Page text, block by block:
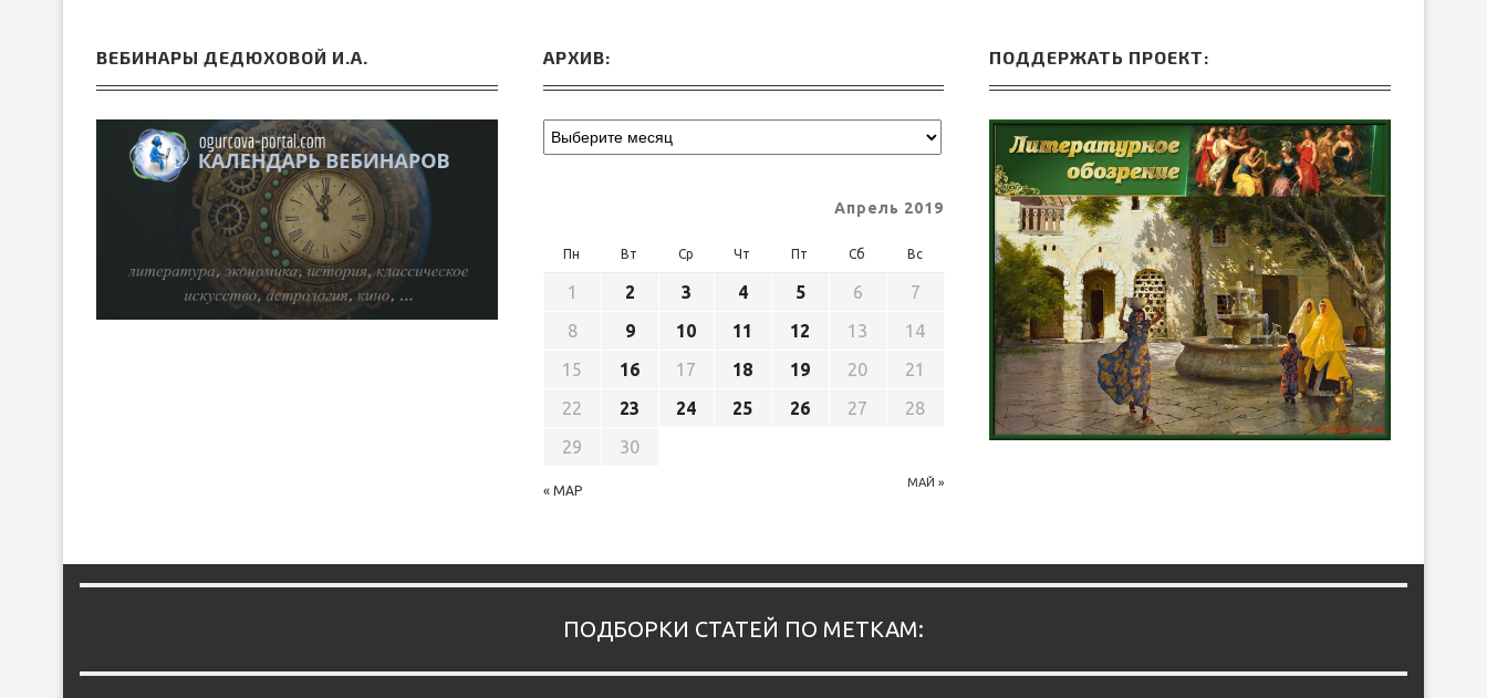
ВЕБИНАРЫ ДЕДЮХОВОЙ И.А. АРХИВ:
Апрель 2019
Пн Вт Ср Чт Пт Сб Вс
« МАР
МАЙ »
1 2 3 4 5 6
7
8
9 10 11 12 13
14
15
16 17 18 19 20
21
22
23 24 25 26 27
28
29
30
ПОДДЕРЖАТЬ ПРОЕКТ:
ПОДБОРКИ СТАТЕЙ ПО МЕТКАМ: